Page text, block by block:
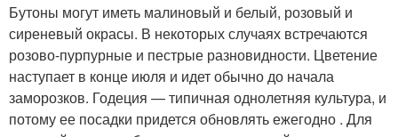
Бутоны могут иметь малиновый и белый, розовый и
сиреневый окрасы. В некоторых случаях встречаются
розово-пурпурные и пестрые разновидности. Цветение
наступает в конце июля и идет обычно до начала
заморозков. Годеция — типичная однолетняя культура, и
потому ее посадки придется обновлять ежегодно . Для